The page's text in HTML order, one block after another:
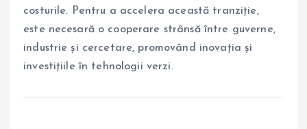
costurile. Pentru a accelera această tranziție,
este necesară o cooperare strânsă între guverne,
industrie și cercetare, promovând inovația și
investițiile în tehnologii verzi.